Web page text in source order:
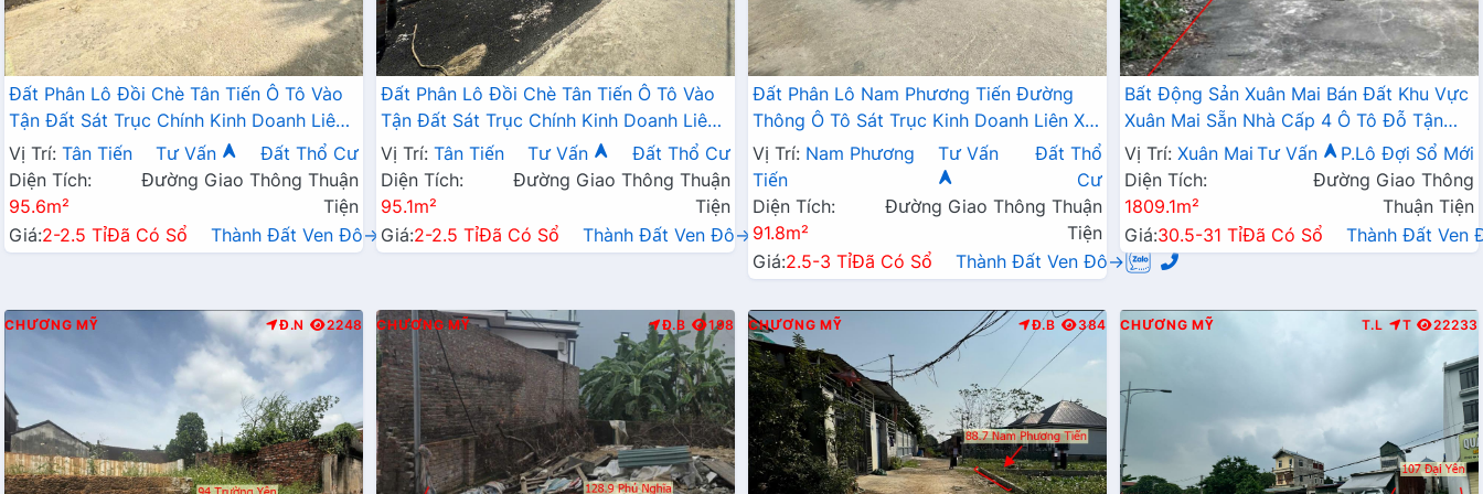
Đất Phân Lô Đồi Chè Tân Tiến Ô Tô Vào
Tận Đất Sát Trục Chính Kinh Doanh Liên
Xã Ngay Gần QL21A
Vị Trí: Tân Tiến Tư Vấn
Đất Thổ Cư
Diện Tích:
95.6m²
Đường Giao Thông Thuận
Tiện
Giá:2-2.5 TỉĐã Có Sổ Thành Đất Ven Đô→
Đất Phân Lô Đồi Chè Tân Tiến Ô Tô Vào
Tận Đất Sát Trục Chính Kinh Doanh Liên
Xã Ngay Gần QL21A
Vị Trí: Tân Tiến Tư Vấn
Đất Thổ Cư
Diện Tích:
95.1m²
Đường Giao Thông Thuận
Tiện
Giá:2-2.5 TỉĐã Có Sổ Thành Đất Ven Đô→
Đất Phân Lô Nam Phương Tiến Đường
Thông Ô Tô Sát Trục Kinh Doanh Liên Xã
Ngay Gần QL21A
Vị Trí: Nam Phương
Tiến
Tư Vấn
Đất Thổ
Cư
Diện Tích:
91.8m²
Đường Giao Thông Thuận
Tiện
Giá:2.5-3 TỉĐã Có Sổ Thành Đất Ven Đô→
Bất Động Sản Xuân Mai Bán Đất Khu Vực
Xuân Mai Sẵn Nhà Cấp 4 Ô Tô Đỗ Tận
Đất Làn 2 Đường QL6A
Vị Trí: Xuân Mai Tư Vấn
P.Lô Đợi Sổ Mới
Diện Tích:
1809.1m²
Đường Giao Thông
Thuận Tiện
Giá:30.5-31 TỉĐã Có Sổ Thành Đất Ven
CHƯƠNG MỸ Đ.N 2248 CHƯƠNG MỸ Đ.B 198 CHƯƠNG MỸ Đ.B 384 CHƯƠNG MỸ T.L T 22233